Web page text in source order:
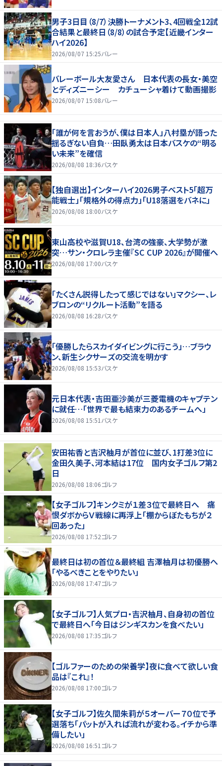
男子3日目（8/7）決勝トーナメント3、4回戦全12試
合結果と最終日（8/8）の試合予定【近畿インター
ハイ2026】
2026/08/07 15:25バレー
バレーボール大友愛さん 日本代表の長女・美空
とディズニーシー カチューシャ着けて動画撮影
2026/08/07 15:08バレー
「誰が何を言おうが、僕は日本人」八村塁が語った
揺るぎない自負…田臥勇太は日本バスケの“明る
い未来”を確信
2026/08/08 18:36バスケ
【独自選出】インターハイ2026男子ベスト5「超万
能戦士」「規格外の得点力」「U18落選をバネに」
2026/08/08 18:00バスケ
東山高校や滋賀U18、台湾の強豪、大学勢が激
突…サン・クロレラ主催『SC CUP 2026』が開催へ
2026/08/08 17:00バスケ
「たくさん説得したって感じではない」マクシー、レ
ブロンの“リクルート活動”を語る
2026/08/08 16:28バスケ
「優勝したらスカイダイビングに行こう」…ブラウ
ン、新生シクサーズの交流を明かす
2026/08/08 15:53バスケ
元日本代表・吉田亜沙美が三菱電機のキャプテン
に就任…「世界で最も結束力のあるチームへ」
2026/08/08 15:51 バスケ
安田祐香と吉沢柚月が首位に並び、1打差3位に
金田久美子、河本結は17位 国内女子ゴルフ第2
日
2026/08/08 18:06ゴルフ
【女子ゴルフ】キンクミが１差３位で最終日へ 痛
恨ダボからＶ戦線に再浮上「棚からぼたもちが２
回あった」
2026/08/08 17:52ゴルフ
最終日は初の首位＆最終組 吉澤柚月は初優勝へ
「やるべきことをやりたい」
2026/08/08 17:47ゴルフ
【女子ゴルフ】人気プロ・吉沢柚月、自身初の首位
で最終日へ「今日はジンギスカンを食べたい」
2026/08/08 17:35ゴルフ
【ゴルファーのための栄養学】夜に食べて欲しい食
品は『これ』！
2026/08/08 17:00ゴルフ
【女子ゴルフ】佐久間朱莉が５オーバー７０位で予
選落ち「パットが入れば流れが変わる。イチから準
備したい」
2026/08/08 16:51 ゴルフ